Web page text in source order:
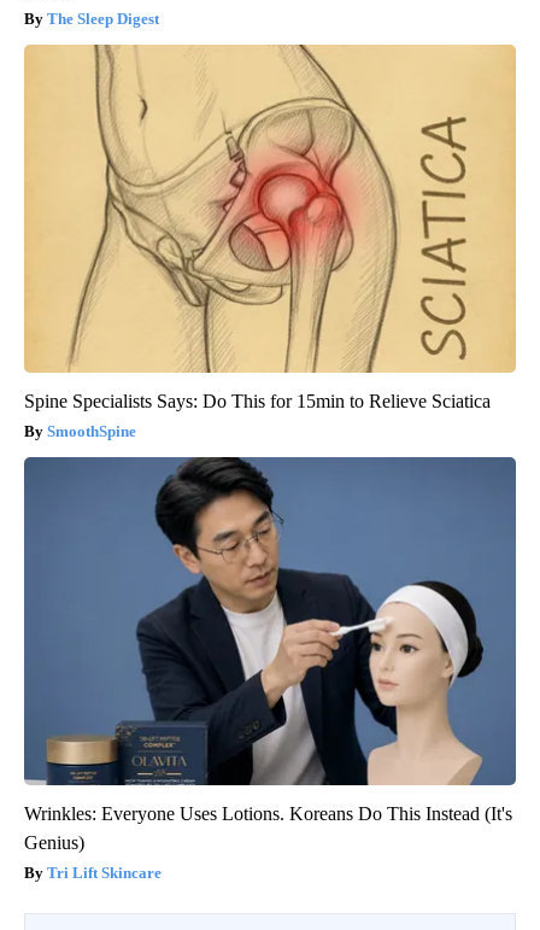
The Sleep Digest
Spine Specialists Says: Do This for 15min to Relieve Sciatica
SmoothSpine
Wrinkles: Everyone Uses Lotions. Koreans Do This Instead (It's
Genius)
Tri Lift Skincare